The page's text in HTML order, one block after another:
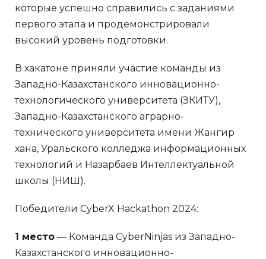
которые успешно справились с заданиями
первого этапа и продемонстрировали
высокий уровень подготовки.
В хакатоне приняли участие команды из
Западно-Казахстанского инновационно-
технологического университета (ЗКИТУ),
Западно-Казахстанского аграрно-
технического университета имени Жангир
хана, Уральского колледжа информационных
технологий и Назарбаев Интеллектуальной
школы (НИШ).
Победители CyberX Hackathon 2024:
1 место — Команда CyberNinjas из Западно-
Казахстанского инновационно-